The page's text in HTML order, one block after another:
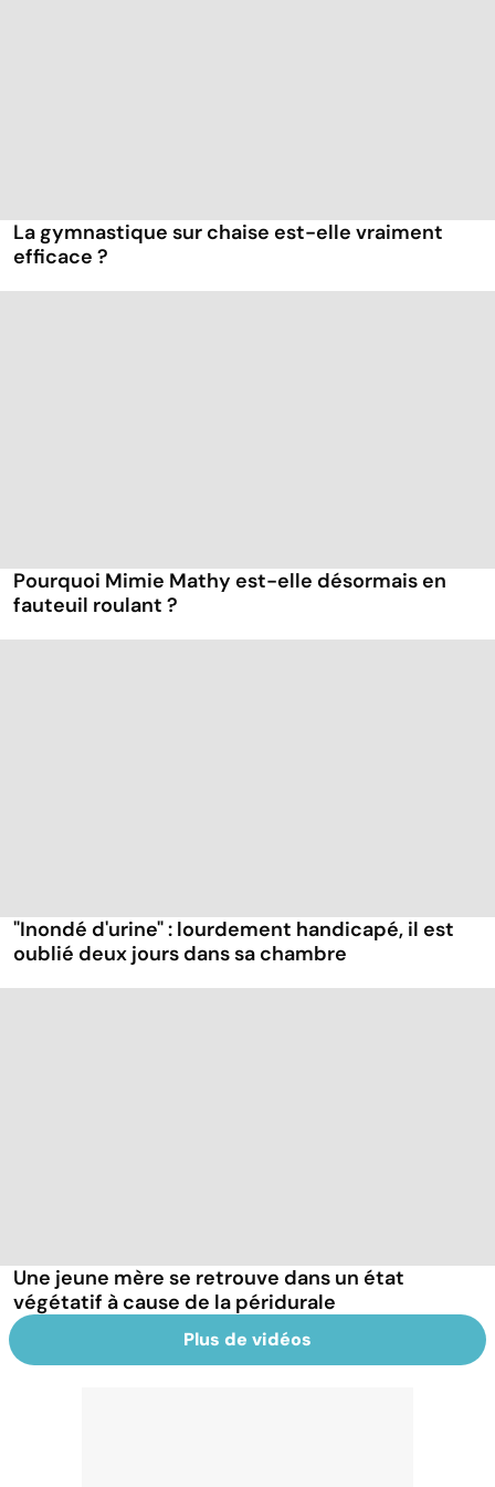
La gymnastique sur chaise est-elle vraiment
efficace ?
Pourquoi Mimie Mathy est-elle désormais en
fauteuil roulant ?
"Inondé d'urine" : lourdement handicapé, il est
oublié deux jours dans sa chambre
Une jeune mère se retrouve dans un état
végétatif à cause de la péridurale
Plus de vidéos